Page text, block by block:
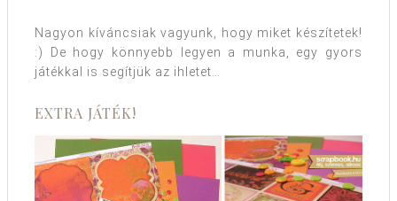
Nagyon kíváncsiak vagyunk, hogy miket készítetek!
:) De hogy könnyebb legyen a munka, egy gyors
játékkal is segítjük az ihletet…
EXTRA JÁTÉK!